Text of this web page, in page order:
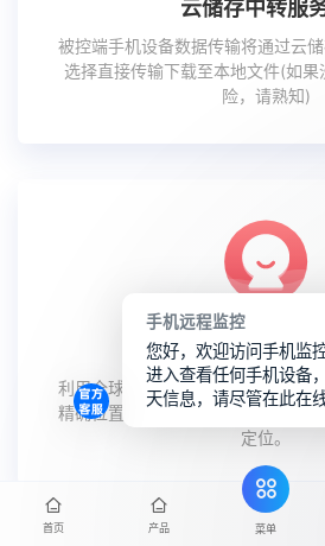
云储存中转服
被控端手机设备数据传输将通过云
选择直接传输下载至本地文件(如果
险，请熟知)
定位对方手机实
利用全球卫星定位系统和基站获取
精确位置，基于网络与被控手机终
定位。
首页 产品 菜单
手机远程监控
您好，欢迎访问手机监
进入查看任何手机设备
天信息，请尽管在此在